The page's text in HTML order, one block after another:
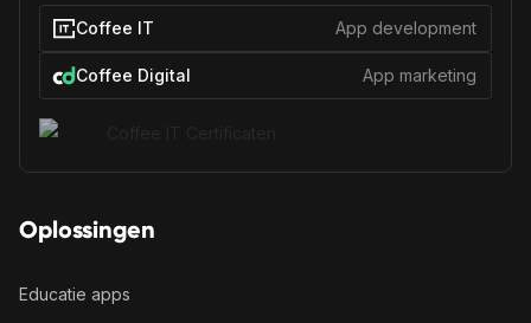
Oplossingen
Educatie apps
Coffee IT App development
Coffee Digital App marketing